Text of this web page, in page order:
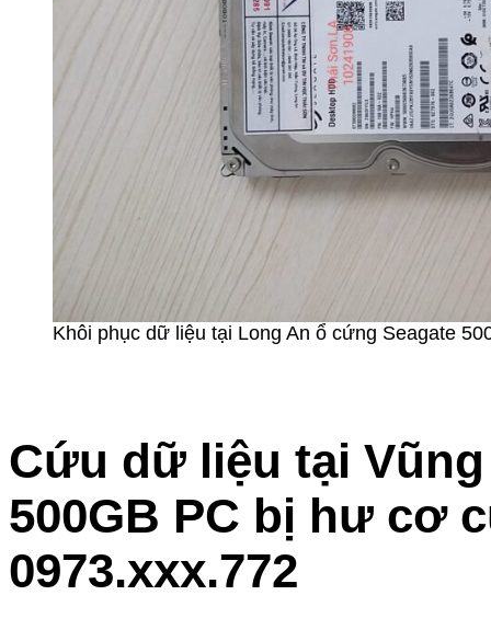
Khôi phục dữ liệu tại Long An ổ cứng Seagate
Cứu dữ liệu tại
500GB PC bị hư cơ
0973.xxx.772